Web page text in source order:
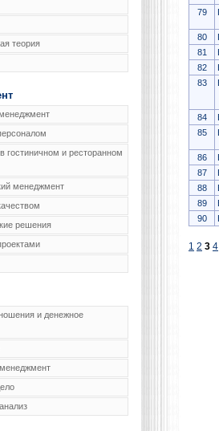
теория
гостиничном и ресторанном
менеджмент
решения
и денежное
79
80
81
82
83
84
85
86
87
88
89
90
1 2 3 4